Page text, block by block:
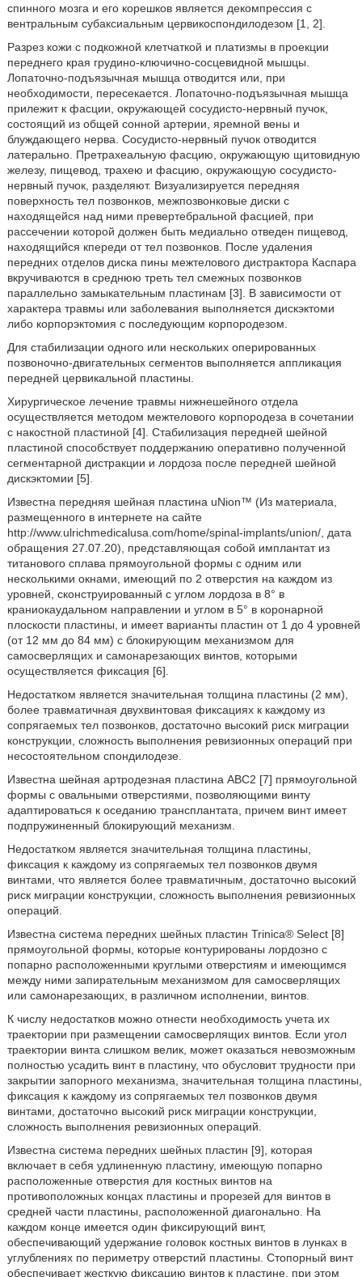
спинного мозга и его корешков является декомпрессия с
вентральным субаксиальным цервикоспондилодезом [1, 2].
Разрез кожи с подкожной клетчаткой и платизмы в проекции
переднего края грудино-ключично-сосцевидной мышцы.
Лопаточно-подъязычная мышца отводится или, при
необходимости, пересекается. Лопаточно-подъязычная мышца
прилежит к фасции, окружающей сосудисто-нервный пучок,
состоящий из общей сонной артерии, яремной вены и
блуждающего нерва. Сосудисто-нервный пучок отводится
латерально. Претрахеальную фасцию, окружающую щитовидную
железу, пищевод, трахею и фасцию, окружающую сосудисто-
нервный пучок, разделяют. Визуализируется передняя
поверхность тел позвонков, межпозвонковые диски с
находящейся над ними превертебральной фасцией, при
рассечении которой должен быть медиально отведен пищевод,
находящийся кпереди от тел позвонков. После удаления
передних отделов диска пины межтелового дистрактора Каспара
вкручиваются в среднюю треть тел смежных позвонков
параллельно замыкательным пластинам [3]. В зависимости от
характера травмы или заболевания выполняется дискэктоми
либо корпорэктомия с последующим корпородезом.
Для стабилизации одного или нескольких оперированных
позвоночно-двигательных сегментов выполняется аппликация
передней цервикальной пластины.
Хирургическое лечение травмы нижнешейного отдела
осуществляется методом межтелового корпородеза в сочетании
с накостной пластиной [4]. Стабилизация передней шейной
пластиной способствует поддержанию оперативно полученной
сегментарной дистракции и лордоза после передней шейной
дискэктомии [5].
Известна передняя шейная пластина uNion™ (Из материала,
размещенного в интернете на сайте
http://www.ulrichmedicalusa.com/home/spinal-implants/union/, дата
обращения 27.07.20), представляющая собой имплантат из
титанового сплава прямоугольной формы с одним или
несколькими окнами, имеющий по 2 отверстия на каждом из
уровней, сконструированный с углом лордоза в 8° в
краниокаудальном направлении и углом в 5° в коронарной
плоскости пластины, и имеет варианты пластин от 1 до 4 уровней
(от 12 мм до 84 мм) с блокирующим механизмом для
самосверлящих и самонарезающих винтов, которыми
осуществляется фиксация [6].
Недостатком является значительная толщина пластины (2 мм),
более травматичная двухвинтовая фиксациях к каждому из
сопрягаемых тел позвонков, достаточно высокий риск миграции
конструкции, сложность выполнения ревизионных операций при
несостоятельном спондилодезе.
Известна шейная артродезная пластина АВС2 [7] прямоугольной
формы с овальными отверстиями, позволяющими винту
адаптироваться к оседанию трансплантата, причем винт имеет
подпружиненный блокирующий механизм.
Недостатком является значительная толщина пластины,
фиксация к каждому из сопрягаемых тел позвонков двумя
винтами, что является более травматичным, достаточно высокий
риск миграции конструкции, сложность выполнения ревизионных
операций.
Известна система передних шейных пластин Trinica® Select [8]
прямоугольной формы, которые контурированы лордозно с
попарно расположенными круглыми отверстиям и имеющимся
между ними запирательным механизмом для самосверлящих
или самонарезающих, в различном исполнении, винтов.
К числу недостатков можно отнести необходимость учета их
траектории при размещении самосверлящих винтов. Если угол
траектории винта слишком велик, может оказаться невозможным
полностью усадить винт в пластину, что обусловит трудности при
закрытии запорного механизма, значительная толщина пластины,
фиксация к каждому из сопрягаемых тел позвонков двумя
винтами, достаточно высокий риск миграции конструкции,
сложность выполнения ревизионных операций.
Известна система передних шейных пластин [9], которая
включает в себя удлиненную пластину, имеющую попарно
расположенные отверстия для костных винтов на
противоположных концах пластины и прорезей для винтов в
средней части пластины, расположенной диагонально. На
каждом конце имеется один фиксирующий винт,
обеспечивающий удержание головок костных винтов в лунках в
углублениях по периметру отверстий пластины. Стопорный винт
обеспечивает жесткую фиксацию винтов к пластине, при этом